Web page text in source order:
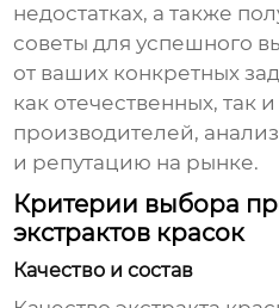
недостатках, а также
советы для успешного
от ваших конкретных
как отечественных, так
производителей,
и репутацию на рынке.
Критерии выбора
экстрактов красок
Качество и состав